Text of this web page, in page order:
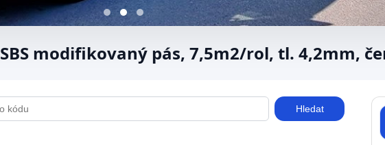
SBS modifikovaný pás, 7,5m2/rol, tl. 4,2mm,
Hledat